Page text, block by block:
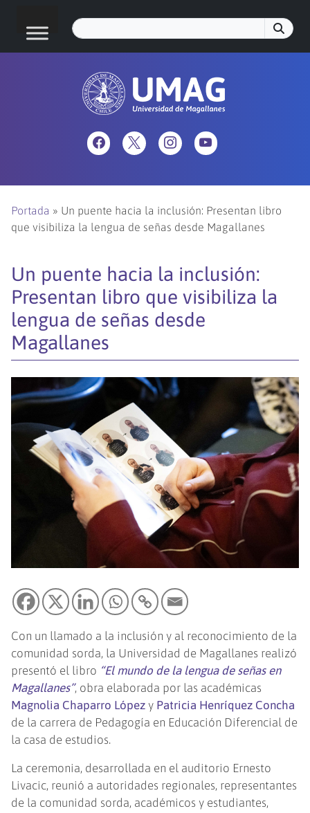
Portada » Un puente hacia la inclusión: Presentan libro
que visibiliza la lengua de señas desde Magallanes
Un puente hacia la inclusión:
Presentan libro que visibiliza la
lengua de señas desde
Magallanes
Con un llamado a la inclusión y al reconocimiento de la
comunidad sorda, la Universidad de Magallanes realizó
presentó el libro “El mundo de la lengua de señas en
Magallanes”, obra elaborada por las académicas
Magnolia Chaparro López y Patricia Henríquez Concha
de la carrera de Pedagogía en Educación Diferencial de
la casa de estudios.
La ceremonia, desarrollada en el auditorio Ernesto
Livacic, reunió a autoridades regionales, representantes
de la comunidad sorda, académicos y estudiantes,